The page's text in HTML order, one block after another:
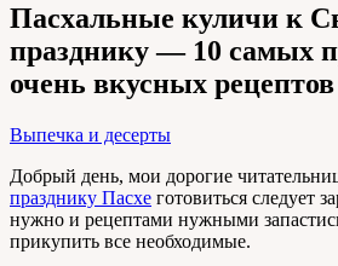
Пасхальные куличи к
празднику — 10 самых
очень вкусных рецептов
Выпечка и десерты
Добрый день, мои дорогие
празднику Пасхе готовиться следует
нужно и рецептами нужными
прикупить все необходимые.